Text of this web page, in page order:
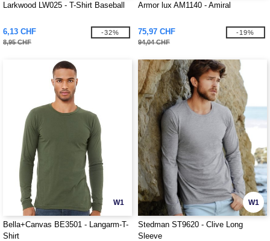
Larkwood LW025 - T-Shirt Baseball
6,13 CHF
8,95 CHF
-32%
Armor lux AM1140 - Amiral
75,97 CHF
94,04 CHF
-19%
W1
Bella+Canvas BE3501 - Langarm-T-
Shirt
W1
Stedman ST9620 - Clive Long
Sleeve